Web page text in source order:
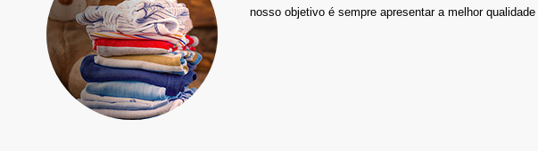
nosso objetivo é sempre apresentar a melhor